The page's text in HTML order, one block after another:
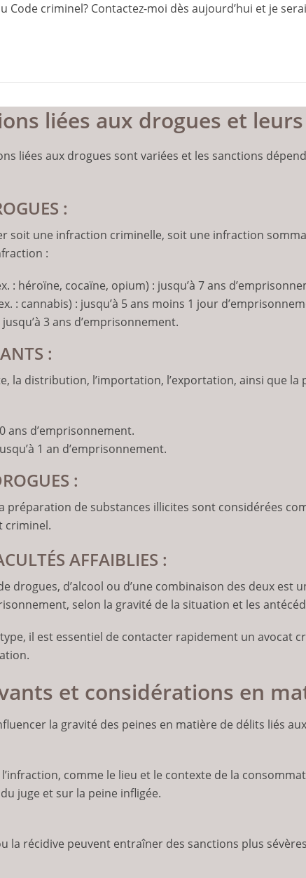
criminel? Contactez-moi dès aujourd’hui et je
liées aux drogues et
liées aux drogues sont variées et les sanctions
:
soit une infraction criminelle, soit une infraction
:
: héroïne, cocaïne, opium) : jusqu’à 7 ans
: cannabis) : jusqu’à 5 ans moins 1 jour
3 ans d’emprisonnement.
:
la distribution, l’importation, l’exportation, ainsi que
ans d’emprisonnement.
1 an d’emprisonnement.
:
préparation de substances illicites sont considérées
criminel.
AFFAIBLIES :
drogues, d’alcool ou d’une combinaison des deux
selon la gravité de la situation et les
il est essentiel de contacter rapidement un
et considérations en
la gravité des peines en matière de délits liés
comme le lieu et le contexte de la
juge et sur la peine infligée.
la récidive peuvent entraîner des sanctions plus